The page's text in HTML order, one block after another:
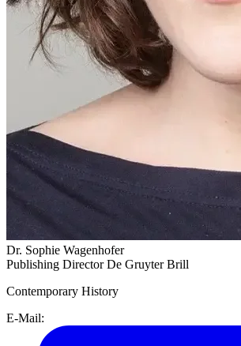
Dr. Sophie Wagenhofer
Publishing Director De Gruyter Brill
Contemporary History
E-Mail: